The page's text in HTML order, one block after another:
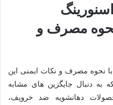
مصرف و
نحوه مصرف و نکات ایمنی این
به دنبال جایگزین های مشابه
دهانشویه ضد خروپف،